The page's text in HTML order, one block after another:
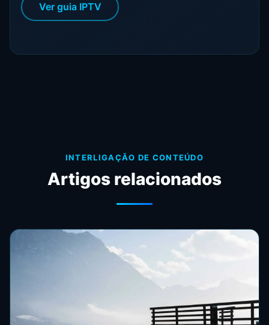
Ver guia IPTV
INTERLIGAÇÃO DE CONTEÚDO
Artigos relacionados